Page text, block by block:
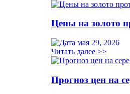
Цены на золото
мая 29, 2026
Читать далее >>
Прогноз цен на